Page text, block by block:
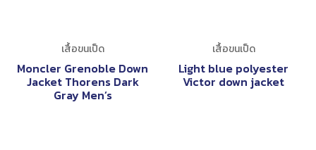
เสื้อขนเป็ด
Moncler Grenoble Down
Jacket Thorens Dark
Gray Men’s
เสื้อขนเป็ด
Light blue polyester
Victor down jacket